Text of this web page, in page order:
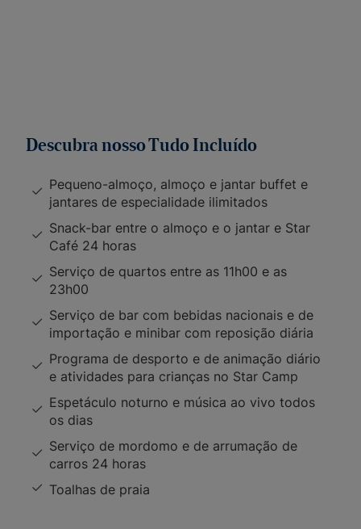
Descubra nosso Tudo Incluído
Pequeno-almoço, almoço e jantar buffet e
jantares de especialidade ilimitados
Snack-bar entre o almoço e o jantar e Star
Café 24 horas
Serviço de quartos entre as 11h00 e as
23h00
Serviço de bar com bebidas nacionais e de
importação e minibar com reposição diária
Programa de desporto e de animação diário
e atividades para crianças no Star Camp
Espetáculo noturno e música ao vivo todos
os dias
Serviço de mordomo e de arrumação de
carros 24 horas
Toalhas de praia